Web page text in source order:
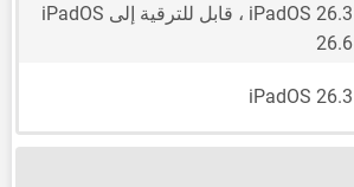
iPadOS 26.3 ، قابل للترقية إلى iPadOS
26.6
iPadOS 26.3